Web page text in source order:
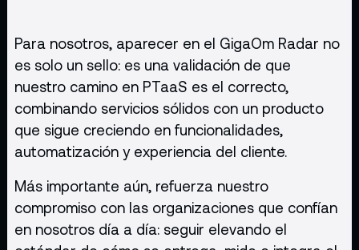
Para nosotros, aparecer en el GigaOm Radar no
es solo un sello: es una validación de que
nuestro camino en PTaaS es el correcto,
combinando servicios sólidos con un producto
que sigue creciendo en funcionalidades,
automatización y experiencia del cliente.
Más importante aún, refuerza nuestro
compromiso con las organizaciones que confían
en nosotros día a día: seguir elevando el